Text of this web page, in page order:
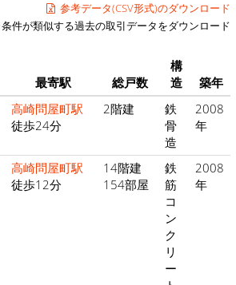
参考データ(CSV形式)のダウンロード
件が類似する過去の取引データをダウンロード
最寄駅 総戸数
構
造
築年
高崎問屋町駅
徒歩24分
2階建
鉄
骨
造
2008
年
高崎問屋町駅
徒歩12分
14階建
154部屋
鉄
筋
コ
ン
ク
リ
ー
2008
年